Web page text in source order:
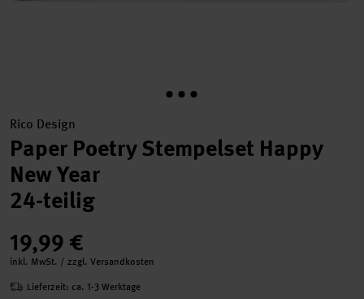
Rico Design
Paper Poetry Stempelset Happy
New Year
24-teilig
19,99 €
inkl. MwSt. / zzgl. Versandkosten
Lieferzeit: ca. 1-3 Werktage